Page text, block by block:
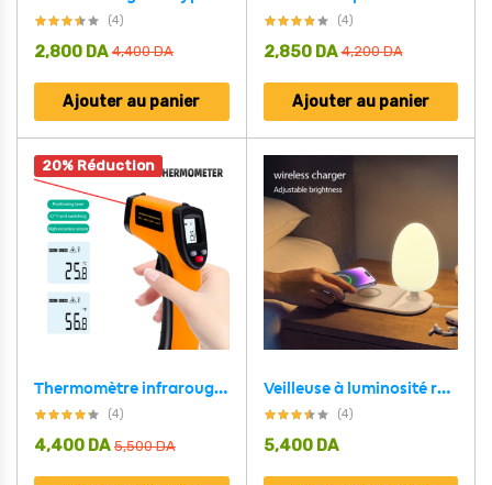
(4)
4,400DA
2,800 DA
Ajouter au panier
(4)
4,200DA
2,850 DA
Ajouter au panier
20% Réduction
Thermomètre infrarouge pour Mesuré la Température Corporel GM320
(4)
5,500DA
4,400 DA
Veilleuse à luminosité réglable, chargeur de téléphone sans fil LDNIO Y3
(4)
5,400 DA